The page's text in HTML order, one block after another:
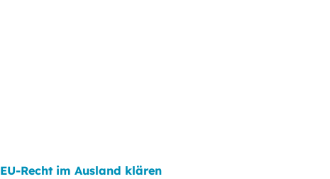
EU-Recht im Ausland klären